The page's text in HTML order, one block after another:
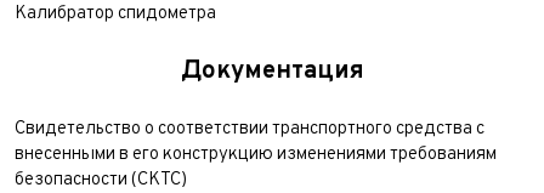
Калибратор спидометра
Документация
Свидетельство о соответствии транспортного средства с
внесенными в его конструкцию изменениями требованиям
безопасности (СКТС)